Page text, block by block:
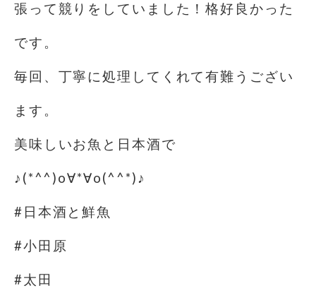
張って競りをしていました！格好良かった
です。
毎回、丁寧に処理してくれて有難うござい
ます。
美味しいお魚と日本酒で
♪(*^^)o∀*∀o(^^*)♪
#日本酒と鮮魚
#小田原
#太田